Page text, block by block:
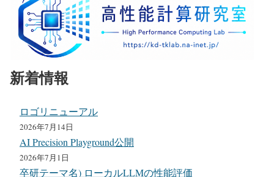
新着情報
ロゴリニューアル
2026年7月14日
AI Precision Playground公開
2026年7月1日
卒研テーマ名) ローカルLLMの性能評価